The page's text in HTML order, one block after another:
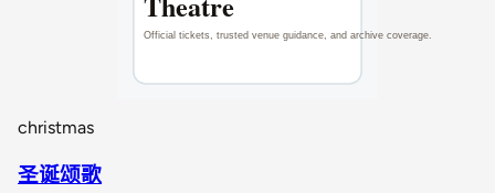
christmas
圣诞颂歌